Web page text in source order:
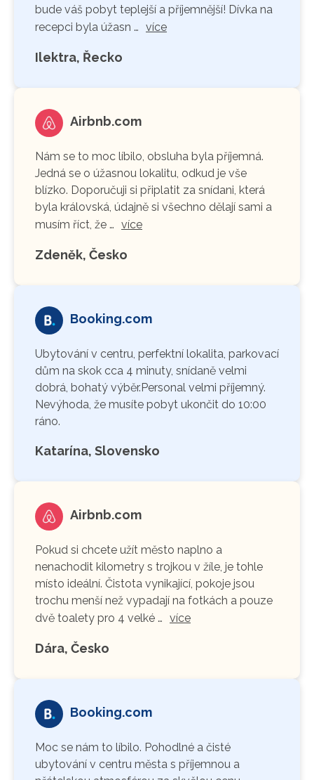
bude váš pobyt teplejší a příjemnější! Dívka na
recepci byla úžasn … více
Ilektra, Řecko
Airbnb.com
Nám se to moc líbilo, obsluha byla příjemná.
Jedná se o úžasnou lokalitu, odkud je vše
blízko. Doporučuji si připlatit za snídani, která
byla královská, údajně si všechno dělají sami a
musím říct, že … více
Zdeněk, Česko
Booking.com
Ubytování v centru, perfektní lokalita, parkovací
dům na skok cca 4 minuty, snídaně velmi
dobrá, bohatý výběr.Personal velmi příjemný.
Nevýhoda, že musíte pobyt ukončit do 10:00
ráno.
Katarína, Slovensko
Airbnb.com
Pokud si chcete užít město naplno a
nenachodit kilometry s trojkou v žíle, je tohle
místo ideální. Čistota vynikající, pokoje jsou
trochu menší než vypadají na fotkách a pouze
dvě toalety pro 4 velké … více
Dára, Česko
Booking.com
Moc se nám to líbilo. Pohodlné a čisté
ubytování v centru města s příjemnou a